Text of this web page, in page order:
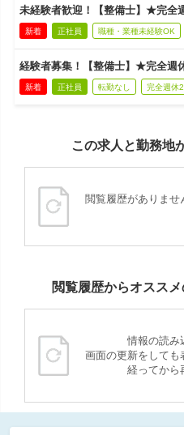
未経験者歓迎！【整備士】★完全
新着 正社員 職種・業種未経験OK
経験者募集！【整備士】★完全週
新着 正社員 転勤なし 完全週休
この求人と勤務地
閲覧履歴がありませ
閲覧履歴からオスス
情報の読み
画面の更新をしても
経ってから